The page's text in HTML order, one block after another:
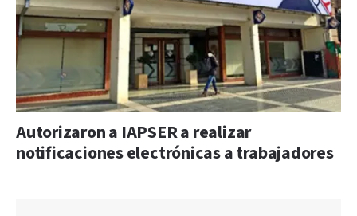
Autorizaron a IAPSER a realizar
notificaciones electrónicas a trabajadores